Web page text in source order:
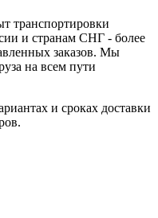
транспортировки
и странам СНГ - более
заказов. Мы
на всем пути
и сроках доставки